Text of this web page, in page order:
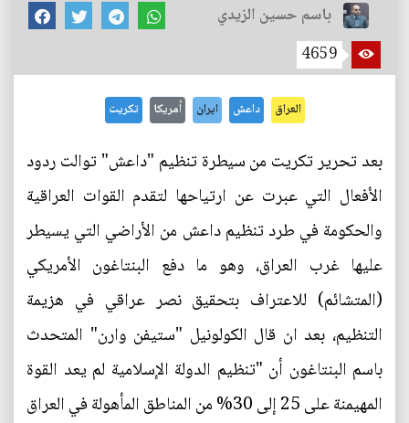
باسم حسين الزيدي
4659
العراق داعش ايران أمريكا تكريت
بعد تحرير تكريت من سيطرة تنظيم "داعش" توالت ردود
الأفعال التي عبرت عن ارتياحها لتقدم القوات العراقية
والحكومة في طرد تنظيم داعش من الأراضي التي يسيطر
عليها غرب العراق، وهو ما دفع البنتاغون الأمريكي
(المتشائم) للاعتراف بتحقيق نصر عراقي في هزيمة
التنظيم، بعد ان قال الكولونيل "ستيفن وارن" المتحدث
باسم البنتاغون أن "تنظيم الدولة الإسلامية لم يعد القوة
المهيمنة على 25 إلى 30% من المناطق المأهولة في العراق